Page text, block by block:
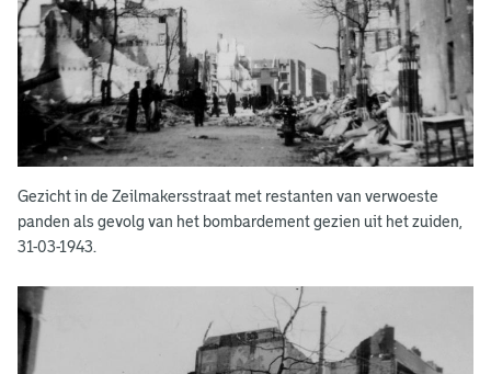
Gezicht in de Zeilmakersstraat met restanten van verwoeste
panden als gevolg van het bombardement gezien uit het zuiden,
31-03-1943.